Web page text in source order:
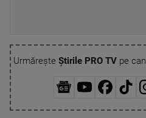
Urmărește Știrile PRO TVpe